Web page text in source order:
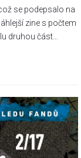
se podepsalo na
zine s počtem
druhou část
P.S.: